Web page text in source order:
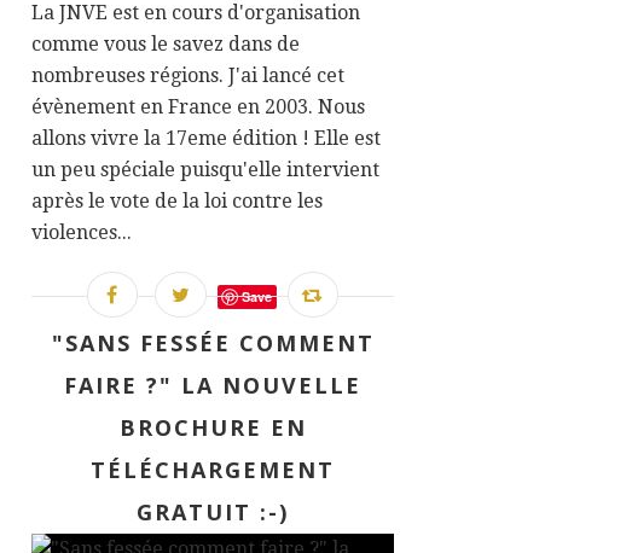
La JNVE est en cours d'organisation
comme vous le savez dans de
nombreuses régions. J'ai lancé cet
évènement en France en 2003. Nous
allons vivre la 17eme édition ! Elle est
un peu spéciale puisqu'elle intervient
après le vote de la loi contre les
violences...
Save
"SANS FESSÉE COMMENT
FAIRE ?" LA NOUVELLE
BROCHURE EN
TÉLÉCHARGEMENT
GRATUIT :-)